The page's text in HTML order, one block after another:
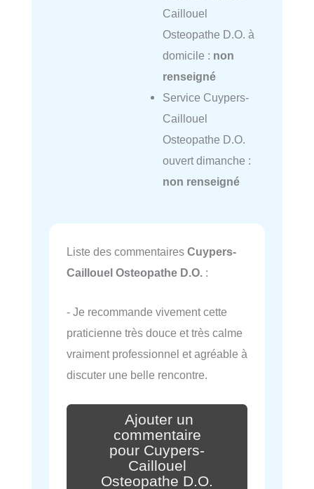
Caillouel
Osteopathe D.O. à
domicile : non
renseigné
Service Cuypers-
Caillouel
Osteopathe D.O.
ouvert dimanche :
non renseigné
Liste des commentaires Cuypers-
Caillouel Osteopathe D.O. :
- Je recommande vivement cette
praticienne très douce et très calme
vraiment professionnel et agréable à
discuter une belle rencontre.
Ajouter un
commentaire
pour Cuypers-
Caillouel
Osteopathe D.O.